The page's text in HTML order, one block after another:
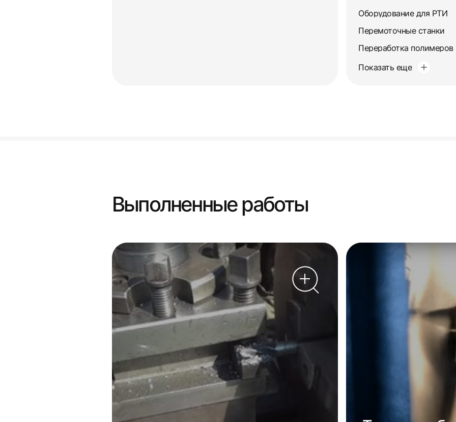
Оборудование для РТИ
Перемоточные станки
Переработка полимеров
Показать еще
Выполненные работы